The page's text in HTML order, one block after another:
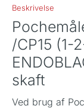
Beskrivelse
/CP15 (1-
skaft
Ved brug af